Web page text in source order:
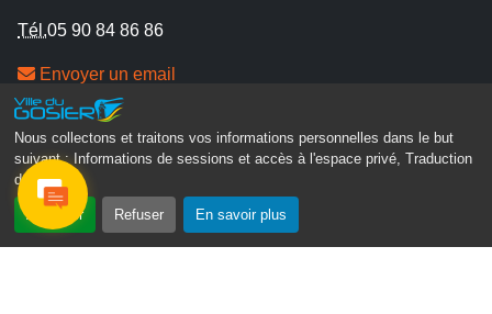
Nous collectons et traitons vos informations personnelles dans le but
suivant :
Informations de sessions et accès à l'espace privé, Traduction
des pages .
Accepter Refuser En savoir plus
Tél.05 90 84 86 86
Envoyer un email
Contacter la P.R.A.D.A
Contactez le délégué à la protection des données
personnelles - D.P.O
Suivez-nous